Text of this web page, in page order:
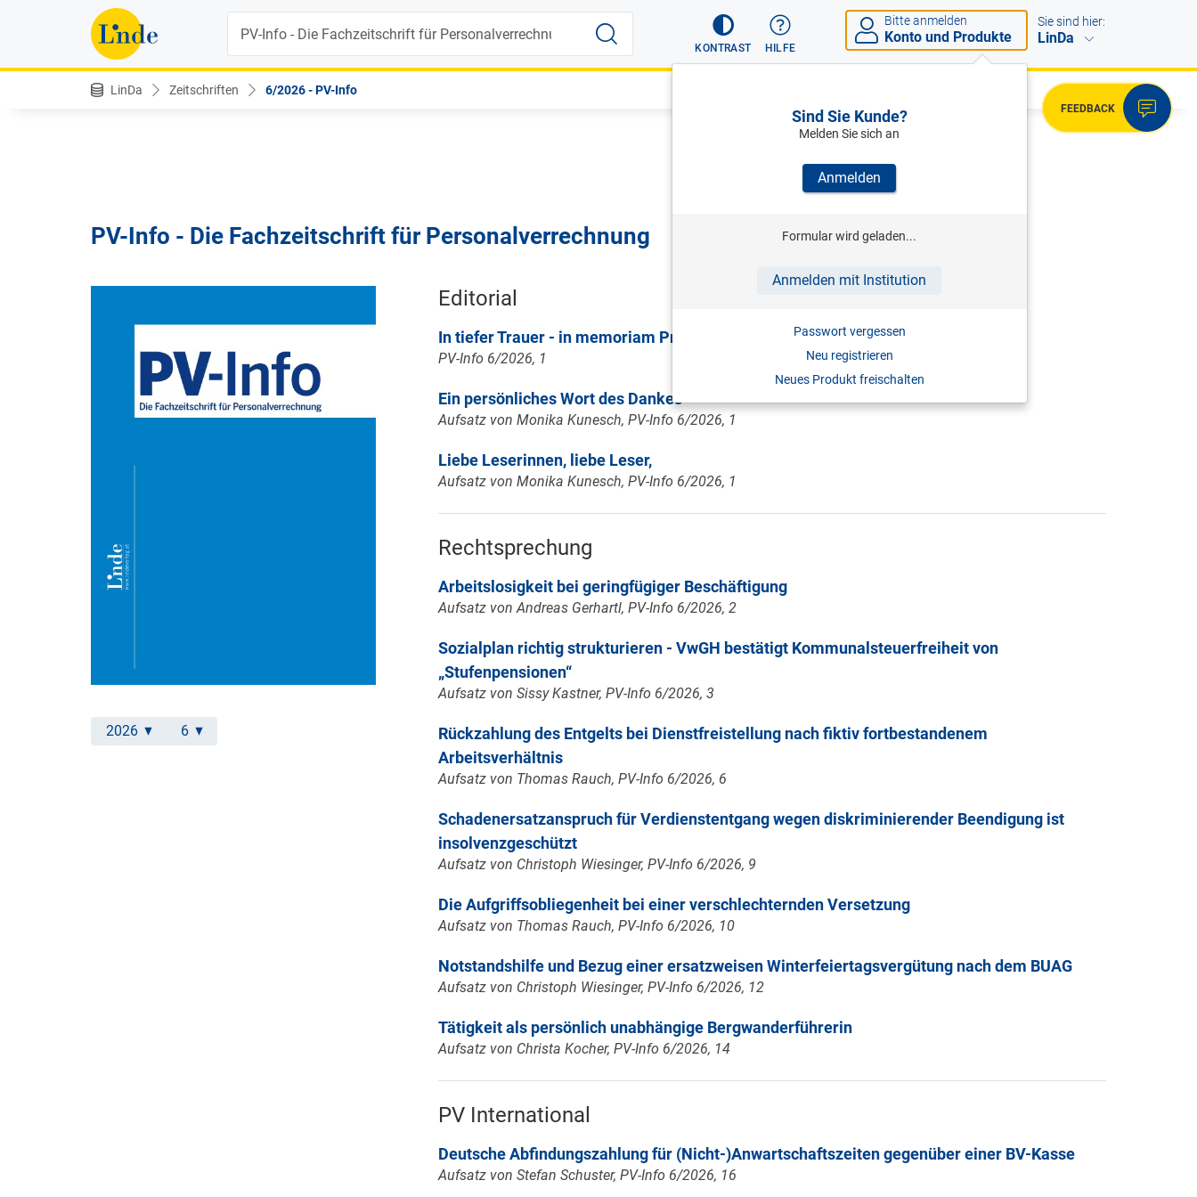
KONTRAST HILFE
Bitte anmelden
Konto und Produkte
Sind Sie Kunde?
Melden Sie sich an
Anmelden
Formular wird geladen...
Anmelden mit Institution
Passwort vergessen
Neu registrieren
Neues Produkt freischalten
Sie sind hier:
LinDa
LinDa Zeitschriften 6/2026 - PV-Info
FEEDBACK
PV-Info - Die Fachzeitschrift für Personalverrechnung
2026 6
Editorial
In tiefer Trauer - in memoriam Prof. Wilfried Ortner
PV-Info 6/2026, 1
Ein persönliches Wort des Dankes
Aufsatz von Monika Kunesch, PV-Info 6/2026, 1
Liebe Leserinnen, liebe Leser,
Aufsatz von Monika Kunesch, PV-Info 6/2026, 1
Rechtsprechung
Arbeitslosigkeit bei geringfügiger Beschäftigung
Aufsatz von Andreas Gerhartl, PV-Info 6/2026, 2
Sozialplan richtig strukturieren - VwGH bestätigt Kommunalsteuerfreiheit von
„Stufenpensionen“
Aufsatz von Sissy Kastner, PV-Info 6/2026, 3
Rückzahlung des Entgelts bei Dienstfreistellung nach fiktiv fortbestandenem
Arbeitsverhältnis
Aufsatz von Thomas Rauch, PV-Info 6/2026, 6
Schadenersatzanspruch für Verdienstentgang wegen diskriminierender Beendigung ist
insolvenzgeschützt
Aufsatz von Christoph Wiesinger, PV-Info 6/2026, 9
Die Aufgriffsobliegenheit bei einer verschlechternden Versetzung
Aufsatz von Thomas Rauch, PV-Info 6/2026, 10
Notstandshilfe und Bezug einer ersatzweisen Winterfeiertagsvergütung nach dem BUAG
Aufsatz von Christoph Wiesinger, PV-Info 6/2026, 12
Tätigkeit als persönlich unabhängige Bergwanderführerin
Aufsatz von Christa Kocher, PV-Info 6/2026, 14
PV International
Deutsche Abfindungszahlung für (Nicht-)Anwartschaftszeiten gegenüber einer BV-Kasse
Aufsatz von Stefan Schuster, PV-Info 6/2026, 16